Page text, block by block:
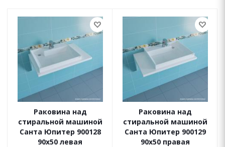
Раковина над
стиральной машиной
Санта Юпитер 900128
90х50 левая
Раковина над
стиральной машиной
Санта Юпитер 900129
90х50 правая